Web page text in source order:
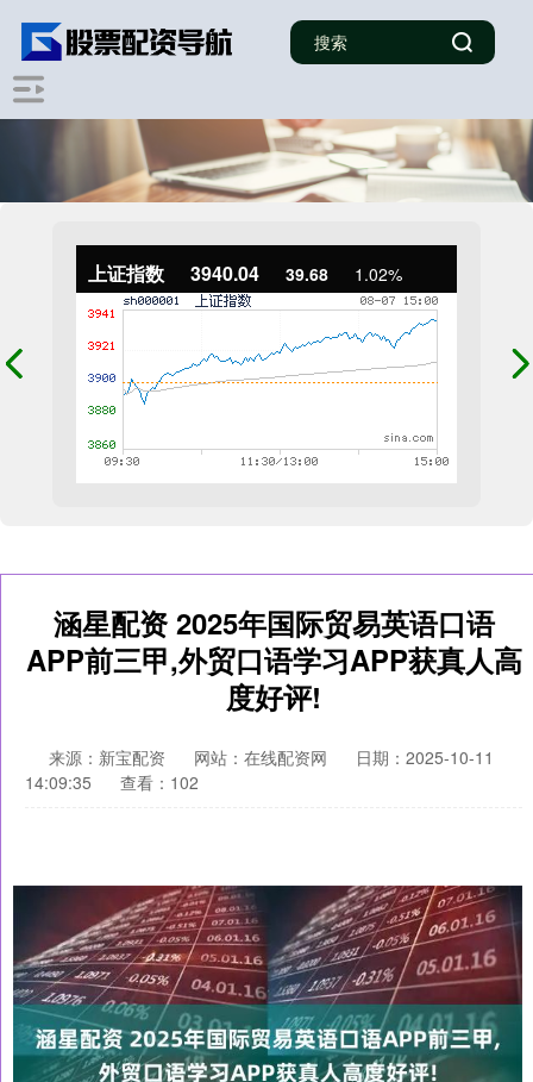
上证指数 3940.04 39.68 1.02%
涵星配资 2025年国际贸易英语口语
APP前三甲,外贸口语学习APP获真人高
度好评!
来源：新宝配资 网站：在线配资网
日期：2025-10-11
14:09:35
查看：102